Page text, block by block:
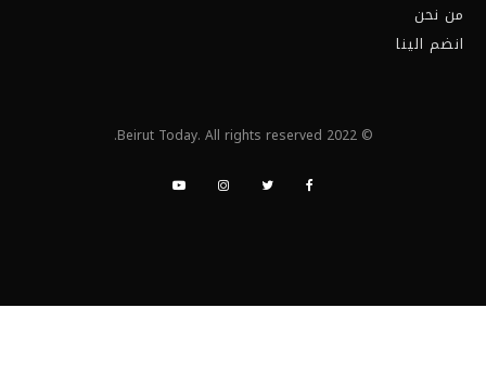
من نحن
انضم الينا
© 2022 Beirut Today. All rights reserved.